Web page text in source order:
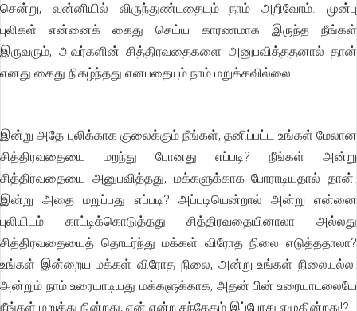
சென்று, வன்னியில் விருந்துண்டதையும் நாம் அறிவோம். முன்பு
புலிகள் என்னைக் கைது செய்ய காரணமாக இருந்த நீங்கள்
இருவரும், அவர்களின் சித்திரவதைகளை அனுபவித்ததனால் தான்
எனது கைது நிகழ்ந்தது எனபதையும் நாம் மறுக்கவில்லை.
இன்று அதே புலிக்காக குலைக்கும் நீங்கள், தனிப்பட்ட உங்கள் மேலான
சித்திரவதையை மறந்து போனது எப்படி? நீங்கள் அன்று
சித்திரவதையை அனுபவித்தது, மக்களுக்காக போராடியதால் தான்.
இன்று அதை மறுப்பது எப்படி? அப்படியென்றால் அன்று என்னை
புலியிடம் காட்டிக்கொடுத்தது சித்திரவதையினாலா அல்லது
சித்திரவதையைத் தொடர்ந்து மக்கள் விரோத நிலை எடுத்ததாலா?
உங்கள் இன்றைய மக்கள் விரோத நிலை, அன்று உங்கள் நிலையல்ல.
அன்றும் நாம் உரையாடியது மக்களுக்காக, அதன் பின் உரையாடலையே
நீங்கள் மறுத்து நின்றது, ஏன் என்ற சந்தேகம் இப்போது எழுகின்றது!?